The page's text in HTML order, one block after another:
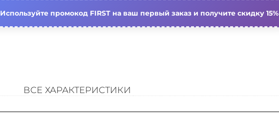
Используйте промокод FIRST на ваш первый заказ и получите скидку 15%
ВСЕ ХАРАКТЕРИСТИКИ